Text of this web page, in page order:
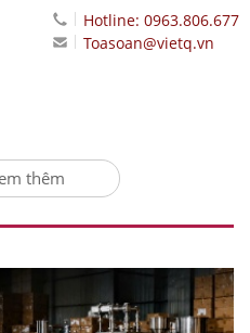
Hotline: 0963.806.677
Toasoan@vietq.vn
thêm